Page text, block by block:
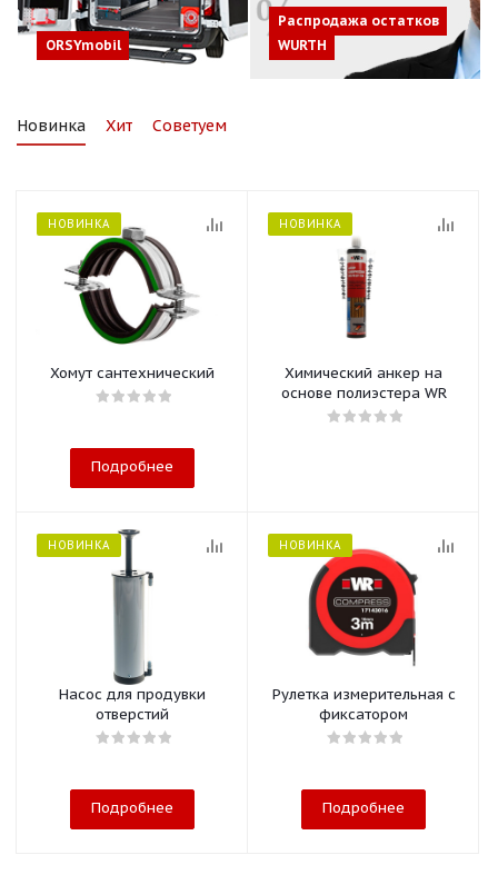
ORSYmobil
Распродажа остатков
WURTH
Новинка Хит Советуем
НОВИНКА
Хомут сантехнический
Подробнее
НОВИНКА
Химический анкер на
основе полиэстера WR
НОВИНКА
Насос для продувки
отверстий
Подробнее
НОВИНКА
Рулетка измерительная с
фиксатором
Подробнее